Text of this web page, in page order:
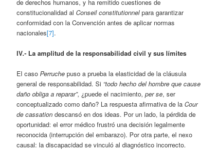
de derechos humanos, y ha remitido cuestiones de
constitucionalidad alConseil constitutionnelpara garantizar
conformidad con la Convención antes de aplicar normas
nacionales[7].
IV.- La amplitud de la responsabilidad civil y sus límites
El casoPerruche puso a prueba la elasticidad de la cláusula
general de responsabilidad. Si “todo hecho del hombre que cause
daño obliga a reparar”, ¿puede el nacimiento,per se, ser
conceptualizado como daño? La respuesta afirmativa de laCour
de cassation descansó en dos ideas. Por un lado, la pérdida de
oportunidad: el error médico frustró una decisión legalmente
reconocida (interrupción del embarazo). Por otra parte, el nexo
causal: la discapacidad se vinculó al diagnóstico incorrecto.